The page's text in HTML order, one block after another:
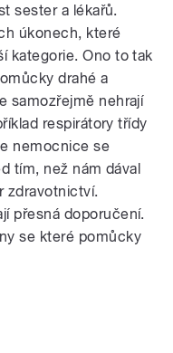
sester a lékařů.
úkonech, které
kategorie. Ono to tak
drahé a
samozřejmě nehrají
respirátory třídy
nemocnice se
tím, než nám dával
zdravotnictví.
přesná doporučení.
se které pomůcky